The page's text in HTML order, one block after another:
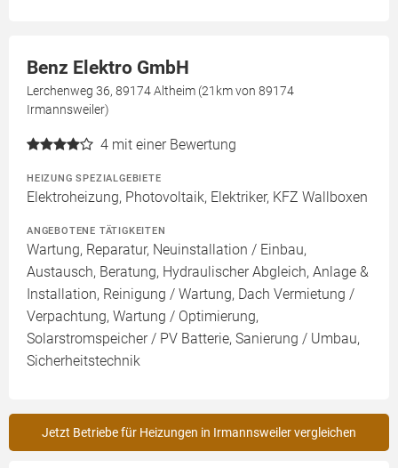
Benz Elektro GmbH
Lerchenweg 36, 89174 Altheim (21km von 89174
Irmannsweiler)
4 mit einer Bewertung
HEIZUNG SPEZIALGEBIETE
Elektroheizung, Photovoltaik, Elektriker, KFZ Wallboxen
ANGEBOTENE TÄTIGKEITEN
Wartung, Reparatur, Neuinstallation / Einbau,
Austausch, Beratung, Hydraulischer Abgleich, Anlage &
Installation, Reinigung / Wartung, Dach Vermietung /
Verpachtung, Wartung / Optimierung,
Solarstromspeicher / PV Batterie, Sanierung / Umbau,
Sicherheitstechnik
Jetzt Betriebe für Heizungen in Irmannsweiler vergleichen